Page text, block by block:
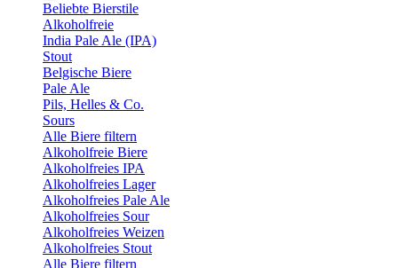
Beliebte Bierstile
Alkoholfreie
India Pale Ale (IPA)
Stout
Belgische Biere
Pale Ale
Pils, Helles & Co.
Sours
Alle Biere filtern
Alkoholfreie Biere
Alkoholfreies IPA
Alkoholfreies Lager
Alkoholfreies Pale Ale
Alkoholfreies Sour
Alkoholfreies Weizen
Alkoholfreies Stout
Alle Biere filtern